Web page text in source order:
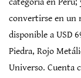
convertirse en un
disponible a USD
Piedra, Rojo
Universo. Cuenta